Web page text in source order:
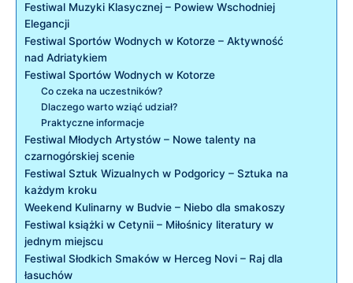
Festiwal Muzyki Klasycznej – Powiew Wschodniej
Elegancji
Festiwal Sportów Wodnych w Kotorze‍ – Aktywność ​
nad Adriatykiem
Festiwal Sportów Wodnych w Kotorze
Co czeka na⁤ uczestników?
Dlaczego warto wziąć udział?
Praktyczne informacje
Festiwal⁣ Młodych Artystów – ⁤Nowe ⁢talenty na
czarnogórskiej scenie
Festiwal Sztuk Wizualnych w Podgoricy – Sztuka ⁣na⁢
każdym kroku
Weekend Kulinarny w Budvie – Niebo dla smakoszy
Festiwal książki ‌w ⁢Cetynii – Miłośnicy literatury w
jednym miejscu
Festiwal Słodkich Smaków w Herceg Novi – Raj ⁣dla
łasuchów